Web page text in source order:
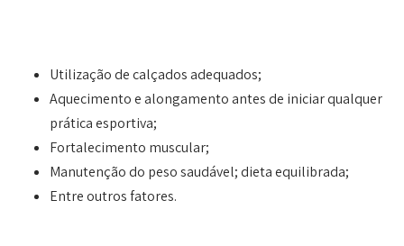
Utilização de calçados adequados;
Aquecimento e alongamento antes de iniciar qualquer
prática esportiva;
Fortalecimento muscular;
Manutenção do peso saudável; dieta equilibrada;
Entre outros fatores.